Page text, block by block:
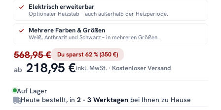
568,95 € Du sparst 62 % (350 €)
ab 218,95 €inkl. MwSt. · Kostenloser Versand
Auf Lager
Heute bestellt, in 2 - 3 Werktagen bei Ihnen zu Hause
Elektrisch erweiterbar
Optionaler Heizstab – auch außerhalb der Heizperiode.
Mehrere Farben & Größen
Weiß, Anthrazit und Schwarz – in mehreren Größen.